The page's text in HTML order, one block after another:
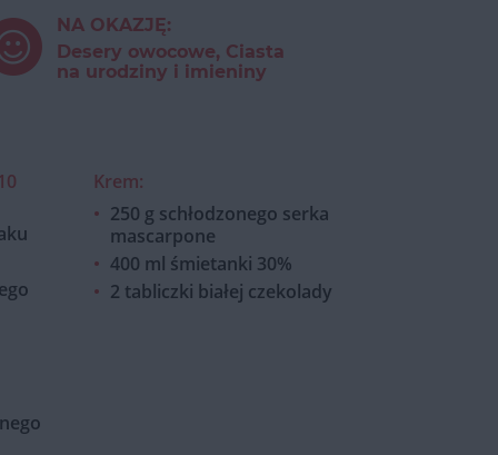
NA OKAZJĘ:
Desery owocowe, Ciasta
na urodziny i imieniny
Krem:
250 g schłodzonego serka
mascarpone
400 ml śmietanki 30%
2 tabliczki białej czekolady